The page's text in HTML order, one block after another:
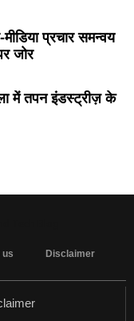
प्रचार समन्वय
जोर
में तपन इंडस्ट्रीज़ के
us Disclaimer